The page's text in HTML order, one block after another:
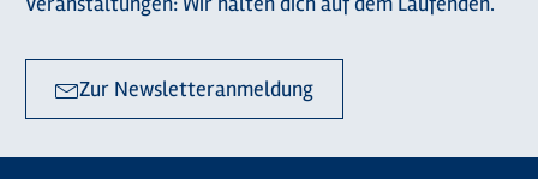
Zur Newsletteranmeldung